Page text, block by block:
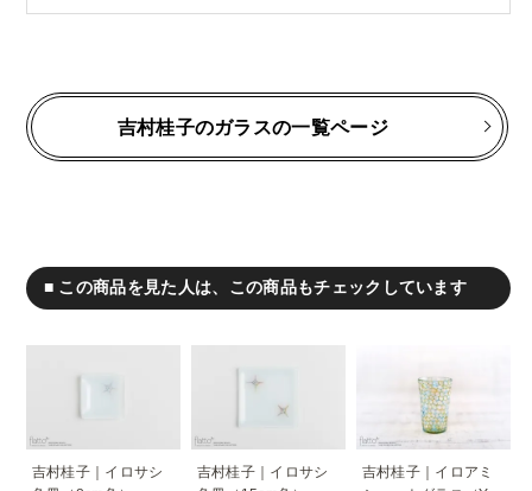
吉村桂子のガラスの一覧ページ
■ この商品を見た人は、この商品もチェックしています
吉村桂子｜イロサシ
吉村桂子｜イロサシ
吉村桂子｜イロアミ